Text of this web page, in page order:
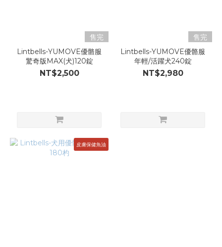
售完
Lintbells-YUMOVE優骼服
驚奇版MAX(犬)120錠
NT$2,500
售完
Lintbells-YUMOVE優骼服
年輕/活躍犬240錠
NT$2,980
皮膚保健魚油